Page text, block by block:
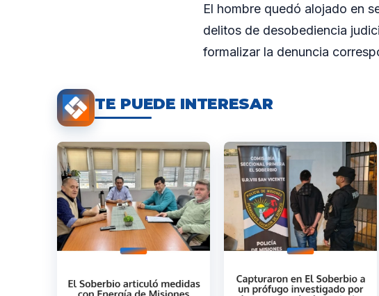
El hombre quedó alojado en
delitos de desobediencia
formalizar la denuncia
TE PUEDE INTERESAR